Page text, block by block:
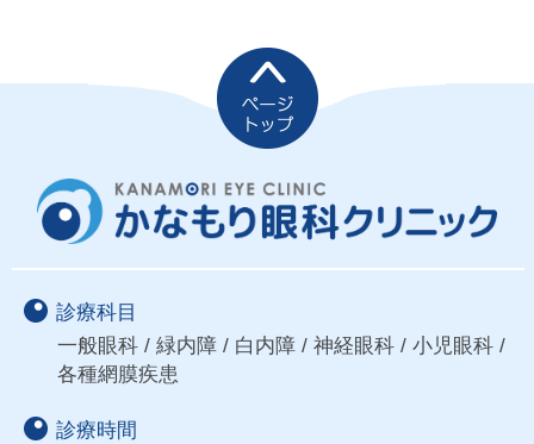
診療科目
一般眼科 / 緑内障 / 白内障 / 神経眼科 / 小児眼科 /
各種網膜疾患
診療時間